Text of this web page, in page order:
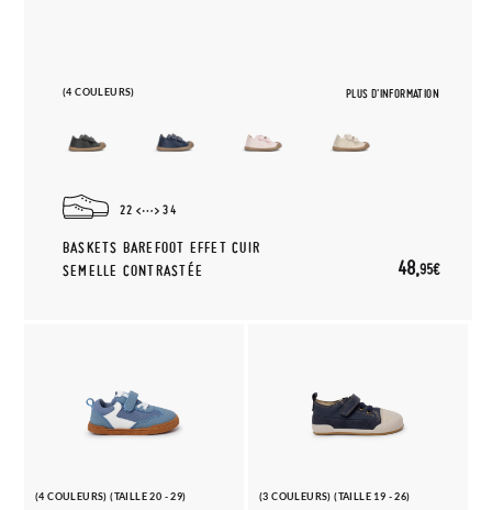
(4 COULEURS) PLUS D'INFORMATION
22 34
BASKETS BAREFOOT EFFET CUIR
SEMELLE CONTRASTÉE
48,95€
(4 COULEURS) (TAILLE 20 - 29) (3 COULEURS) (TAILLE 19 - 26)